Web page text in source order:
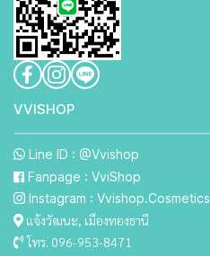
VVISHO P
Line ID : @Vvishop
Fanpage : VviShop
Instagram : Vvishop.Cosmetics
แจ้งวัฒนะ, เมืองทองธานี
โทร. 096-953-8471